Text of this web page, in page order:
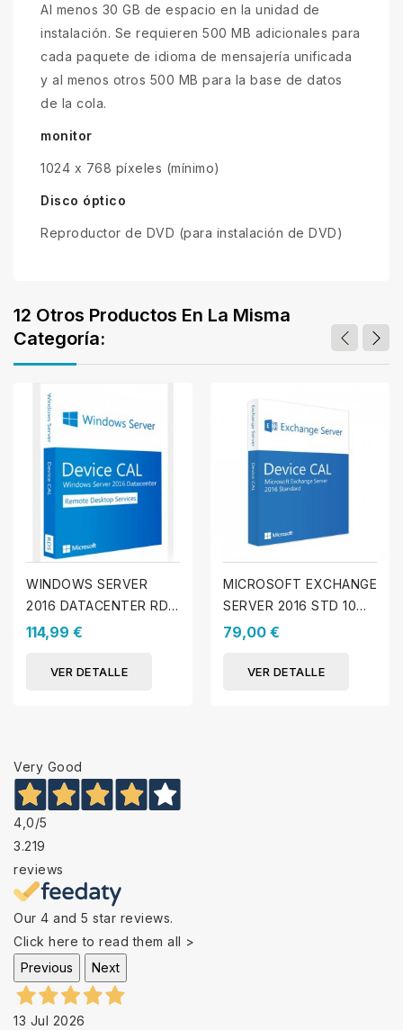
Al menos 30 GB de espacio en la unidad de
instalación. Se requieren 500 MB adicionales para
cada paquete de idioma de mensajería unificada
y al menos otros 500 MB para la base de datos
de la cola.
monitor
1024 x 768 píxeles (mínimo)
Disco óptico
Reproductor de DVD (para instalación de DVD)
12 Otros Productos En La Misma
Categoría:
WINDOWS SERVER
2016 DATACENTER RDS
10 LICENCIAS DE
114,99 €
VER DETALLE
MICROSOFT EXCHANGE
SERVER 2016 STD 10
LICENCIAS DE
79,00 €
VER DETALLE
Very Good
4,0/5
3.219
reviews
Our 4 and 5 star reviews.
Click here to read them all >
Previous
Next
13 Jul 2026